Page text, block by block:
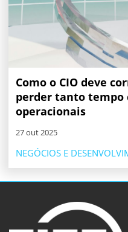
Como o CIO deve
perder tanto tempo
operacionais
27 out 2025
NEGÓCIOS E